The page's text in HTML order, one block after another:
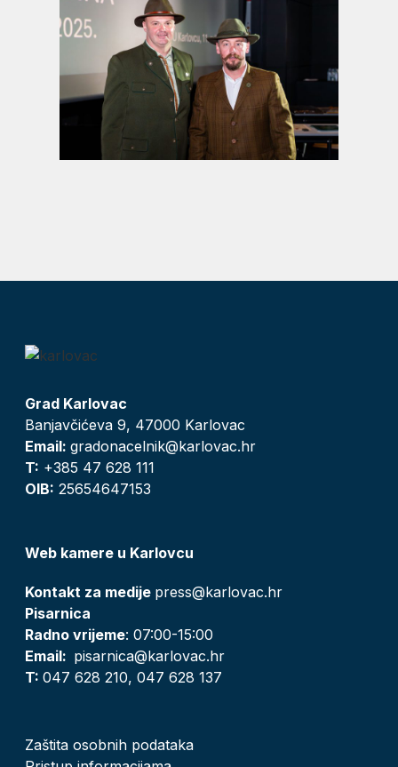
Grad Karlovac
Banjavčićeva 9, 47000 Karlovac
Email: gradonacelnik@karlovac.hr
T: +385 47 628 111
OIB: 25654647153
Web kamere u Karlovcu
Kontakt za medije press@karlovac.hr
Pisarnica
Radno vrijeme: 07:00-15:00
Email: pisarnica@karlovac.hr
T: 047 628 210, 047 628 137
Zaštita osobnih podataka